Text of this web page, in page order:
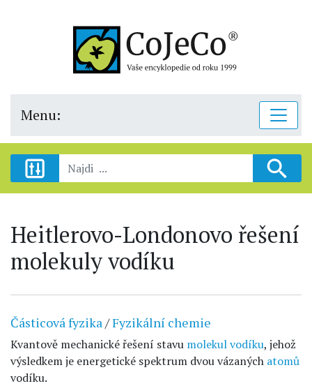
Menu:
Heitlerovo-Londonovo řešení
molekuly vodíku
Částicová fyzika/Fyzikální chemie
Kvantově mechanické řešení stavu molekulvodíku, jehož
výsledkem je energetické spektrum dvou vázaných atomů
vodíku.